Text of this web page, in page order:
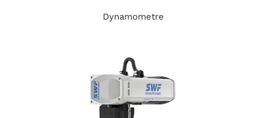
Dynamometre